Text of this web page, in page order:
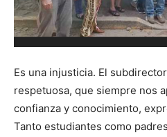
Es una injusticia. El
respetuosa, que siempre nos
confianza y conocimiento,
Tanto estudiantes como